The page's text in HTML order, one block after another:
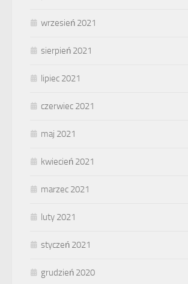
wrzesień 2021
sierpień 2021
lipiec 2021
czerwiec 2021
maj 2021
kwiecień 2021
marzec 2021
luty 2021
styczeń 2021
grudzień 2020